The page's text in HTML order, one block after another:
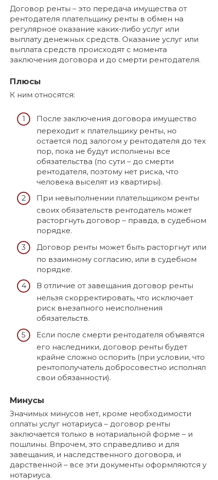
Договор ренты – это передача имущества от
рентодателя плательщику ренты в обмен на
регулярное оказание каких-либо услуг или
выплату денежных средств. Оказание услуг или
выплата средств происходят с момента
заключения договора и до смерти рентодателя.
Плюсы
К ним относятся:
После заключения договора имущество
переходит к плательщику ренты, но
остается под залогом у рентодателя до тех
пор, пока не будут исполнены все
обязательства (по сути – до смерти
рентодателя, поэтому нет риска, что
человека выселят из квартиры).
При невыполнении плательщиком ренты
своих обязательств рентодатель может
расторгнуть договор – правда, в судебном
порядке.
Договор ренты может быть расторгнут или
по взаимному согласию, или в судебном
порядке.
В отличие от завещания договор ренты
нельзя скорректировать, что исключает
риск внезапного неисполнения
обязательств.
Если после смерти рентодателя объявятся
его наследники, договор ренты будет
крайне сложно оспорить (при условии, что
рентополучатель добросовестно исполнял
свои обязанности).
Минусы
Значимых минусов нет, кроме необходимости
оплаты услуг нотариуса – договор ренты
заключается только в нотариальной форме – и
пошлины. Впрочем, это справедливо и для
завещания, и наследственного договора, и
дарственной – все эти документы оформляются у
нотариуса.